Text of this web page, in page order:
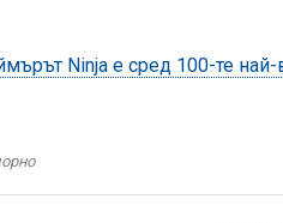
Ninja е сред 100-те